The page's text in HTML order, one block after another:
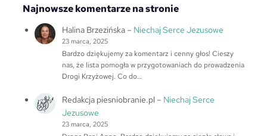
Najnowsze komentarze na stronie
Halina Brzezińska– Niechaj Serce Jezusowe
23 marca, 2025
Bardzo dziękujemy za komentarz i cenny głos! Cieszy
nas, że lista pomogła w przygotowaniach do prowadzenia
Drogi Krzyżowej. Co do…
Redakcja piesniobranie.pl – Niechaj Serce
Jezusowe
23 marca, 2025